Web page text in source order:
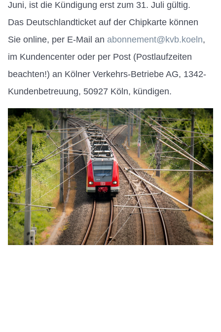
Juni, ist die Kündigung erst zum 31. Juli gültig.
Das Deutschlandticket auf der Chipkarte können
Sie online, per E-Mail an abonnement@kvb.koeln,
im Kundencenter oder per Post (Postlaufzeiten
beachten!) an Kölner Verkehrs-Betriebe AG, 1342-
Kundenbetreuung, 50927 Köln, kündigen.